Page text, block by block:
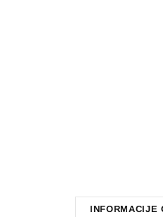
INFORMACIJE